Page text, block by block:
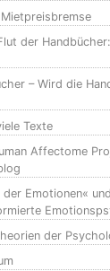
der
– Wird die
Texte
Affectome
Emotionen«
der